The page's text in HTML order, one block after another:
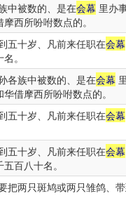
中被数的、是在会幕 里办
西所吩咐数点的。
五十岁、凡前来任职在会幕
。
各族中被数的、是在会幕
借摩西所吩咐数点的。
五十岁、凡前来任职在会幕
五十岁、凡前来任职在会幕
百八十名。
把两只斑鸠或两只雏鸽、